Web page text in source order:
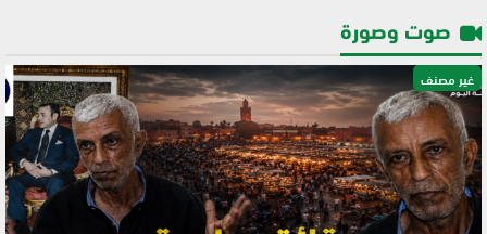
صوت وصورة
غير مصنف